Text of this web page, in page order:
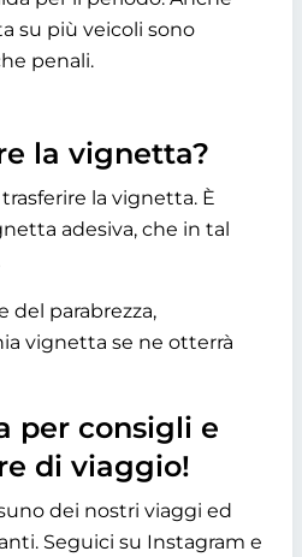
su più veicoli sono
penali.
la vignetta?
la vignetta. È
adesiva, che in tal
del parabrezza,
vignetta se ne otterrà
per consigli e
di viaggio!
dei nostri viaggi ed
Seguici su Instagram e